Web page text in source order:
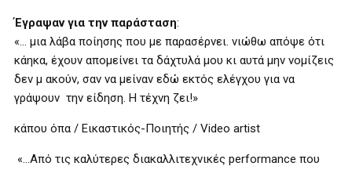
Έγραψαν για την παράσταση:
«… μια λάβα ποίησης που με παρασέρνει. νιώθω απόψε ότι
κάηκα, έχουν απομείνει τα δάχτυλά μου κι αυτά μην νομίζεις
δεν μ ακούν, σαν να μείναν εδώ εκτός ελέγχου για να
γράψουν την είδηση. Η τέχνη ζει!»
κάπου όπα / Εικαστικός-Ποιητής / Video artist
«…Από τις καλύτερες διακαλλιτεχνικές performance που